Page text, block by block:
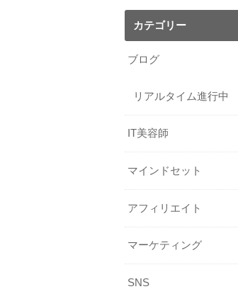
カテゴリー
ブログ
リアルタイム進行中
IT美容師
マインドセット
アフィリエイト
マーケティング
SNS